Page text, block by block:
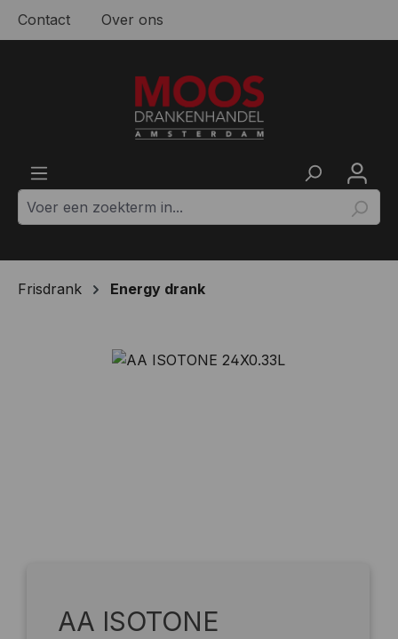
Ga naar de hoofdinhoud
Contact Over ons
Frisdrank Energy drank
Afbeeldingengalerij overslaan
AA ISOTONE